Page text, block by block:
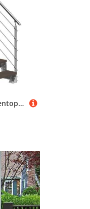
Dolle Außentreppe Gardentop 6 TRIMAX-Stufen 100 cm Dunkelbraun + Geländer